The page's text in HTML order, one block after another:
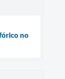
no